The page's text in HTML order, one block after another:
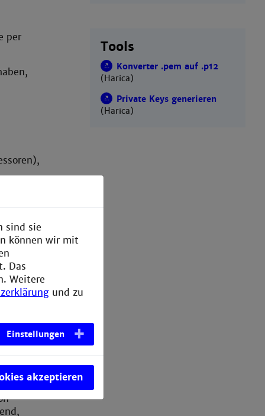
per
eine
Sie
Tools
Konverter .pem auf .p12
(Harica)
Private Keys generieren
(Harica)
sind sie
können wir mit
Das
Weitere
und zu
Einstellungen
akzeptieren